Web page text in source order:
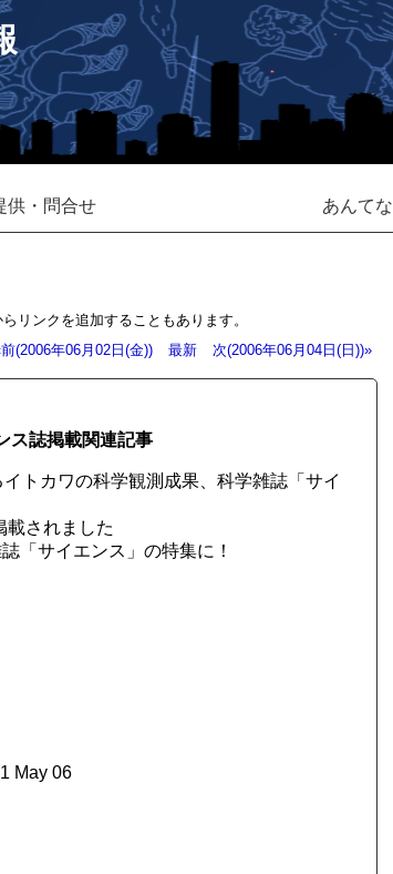
供・問合せ あんてな
リンクを追加することもあります。
(2006年06月02日(金))
最新 次(2006年06月04日(日))»
ス誌掲載関連記事
トカワの科学観測成果、科学雑誌「サイ
載されました
「サイエンス」の特集に！
May 06